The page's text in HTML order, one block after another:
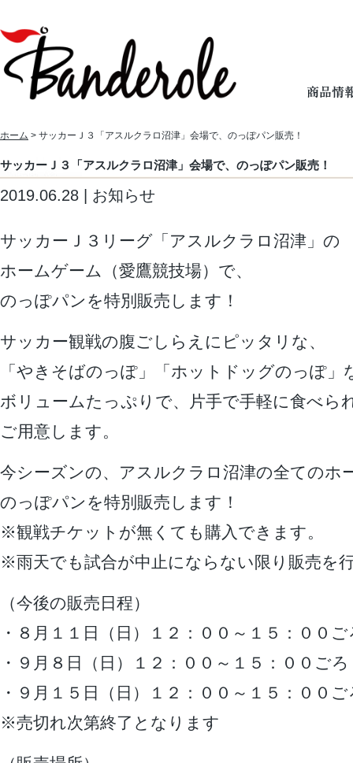
ホーム > サッカーＪ３「アスルクラロ沼津」会場で、のっぽパン販売！
サッカーＪ３「アスルクラロ沼津」会場で、のっぽパン販売！
2019.06.28 | お知らせ
サッカーＪ３リーグ「アスルクラロ沼津」の
ホームゲーム（愛鷹競技場）で、
のっぽパンを特別販売します！
サッカー観戦の腹ごしらえにピッタリな、
「やきそばのっぽ」「ホットドッグのっぽ」
ボリュームたっぷりで、片手で手軽に食べら
ご用意します。
今シーズンの、アスルクラロ沼津の全てのホ
のっぽパンを特別販売します！
※観戦チケットが無くても購入できます。
※雨天でも試合が中止にならない限り販売を
（今後の販売日程）
・８月１１日（日）１２：００～１５：００ご
・９月８日（日）１２：００～１５：００ごろ
・９月１５日（日）１２：００～１５：００ご
※売切れ次第終了となります